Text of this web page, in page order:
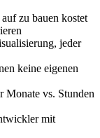
zu bauen kostet
jeder
keine eigenen
Monate vs. Stunden
mit